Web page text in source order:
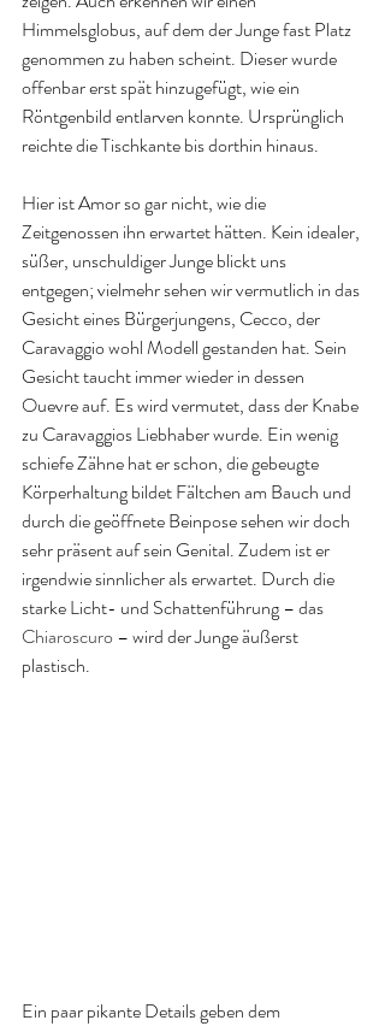
Himmelsglobus, auf dem der Junge fast Platz
genommen zu haben scheint. Dieser wurde
offenbar erst spät hinzugefügt, wie ein
Röntgenbild entlarven konnte. Ursprünglich
reichte die Tischkante bis dorthin hinaus.
Hier ist Amor so gar nicht, wie die
Zeitgenossen ihn erwartet hätten. Kein idealer,
süßer, unschuldiger Junge blickt uns
entgegen; vielmehr sehen wir vermutlich in das
Gesicht eines Bürgerjungens, Cecco, der
Caravaggio wohl Modell gestanden hat. Sein
Gesicht taucht immer wieder in dessen
Ouevre auf. Es wird vermutet, dass der Knabe
zu Caravaggios Liebhaber wurde. Ein wenig
schiefe Zähne hat er schon, die gebeugte
Körperhaltung bildet Fältchen am Bauch und
durch die geöffnete Beinpose sehen wir doch
sehr präsent auf sein Genital. Zudem ist er
irgendwie sinnlicher als erwartet. Durch die
starke Licht- und Schattenführung – das
Chiaroscuro – wird der Junge äußerst
plastisch.
Ein paar pikante Details geben dem